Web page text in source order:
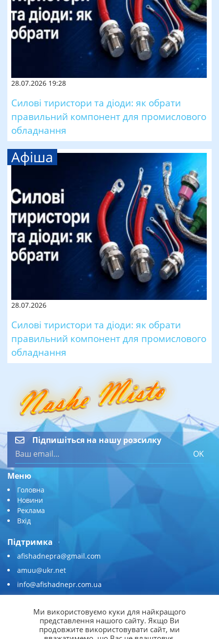
28.07.2026 19:28
Силові тиристори та діоди: як обрати
правильний компонент для промислового
обладнання
Афіша
28.07.2026
Силові тиристори та діоди: як обрати
правильний компонент для промислового
обладнання
Підпишіться на нашу розсилку
OK
Меню
Головна
Новини
Реклама
Вхід
Підтримка
afishadnepra@gmail.com
amuu@ukr.net
info@afishadnepr.com.ua
Приєднуйтесь
Ми використовуємо куки для найкращого
представлення нашого сайту. Якщо Ви
продовжите використовувати сайт, ми